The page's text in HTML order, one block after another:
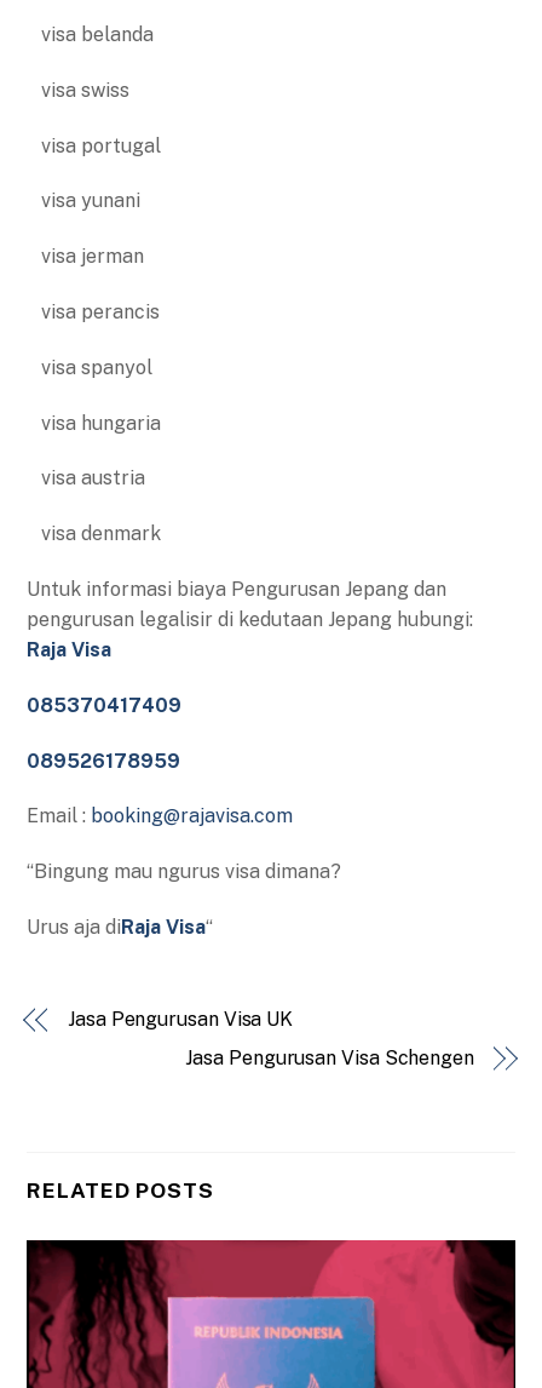
visa belanda
visa swiss
visa portugal
visa yunani
visa jerman
visa perancis
visa spanyol
visa hungaria
visa austria
visa denmark
Untuk informasi biaya Pengurusan Jepang dan
pengurusan legalisir di kedutaan Jepang hubungi:
Raja Visa
085370417409
089526178959
Email : booking@rajavisa.com
“Bingung mau ngurus visa dimana?
Urus aja diRaja Visa“
Jasa Pengurusan Visa UK
Jasa Pengurusan Visa Schengen
RELATED POSTS